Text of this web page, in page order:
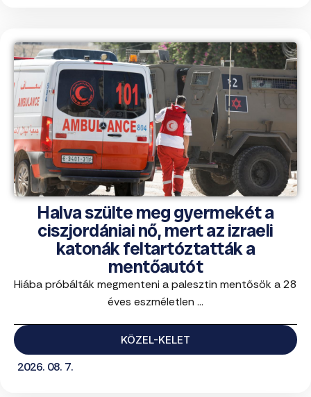
Halva szülte meg gyermekét a
ciszjordániai nő, mert az izraeli
katonák feltartóztatták a
mentőautót
Hiába próbálták megmenteni a palesztin mentősök a 28
éves eszméletlen ...
KÖZEL-KELET
2026. 08. 7.